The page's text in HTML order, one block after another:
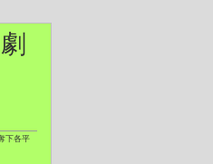
下各平